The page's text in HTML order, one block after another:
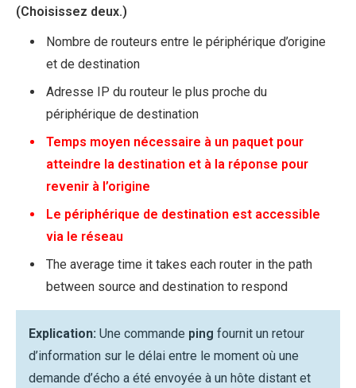
(Choisissez deux.)
Nombre de routeurs entre le périphérique d’origine
et de destination
Adresse IP du routeur le plus proche du
périphérique de destination
Temps moyen nécessaire à un paquet pour
atteindre la destination et à la réponse pour
revenir à l’origine
Le périphérique de destination est accessible
via le réseau
The average time it takes each router in the path
between source and destination to respond
Explication: Une commande ping fournit un retour
d’information sur le délai entre le moment où une
demande d’écho a été envoyée à un hôte distant et